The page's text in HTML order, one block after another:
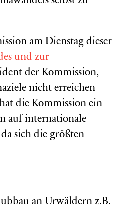
am Dienstag dieser
und zur
der Kommission,
nicht erreichen
die Kommission ein
auf internationale
sich die größten
an Urwäldern z.B.